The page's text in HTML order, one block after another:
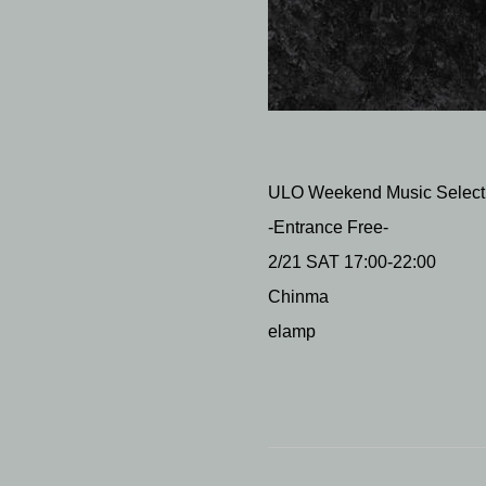
ULO Weekend Music
-Entrance Free-
2/21 SAT 17:00-22:00
Chinma
elamp